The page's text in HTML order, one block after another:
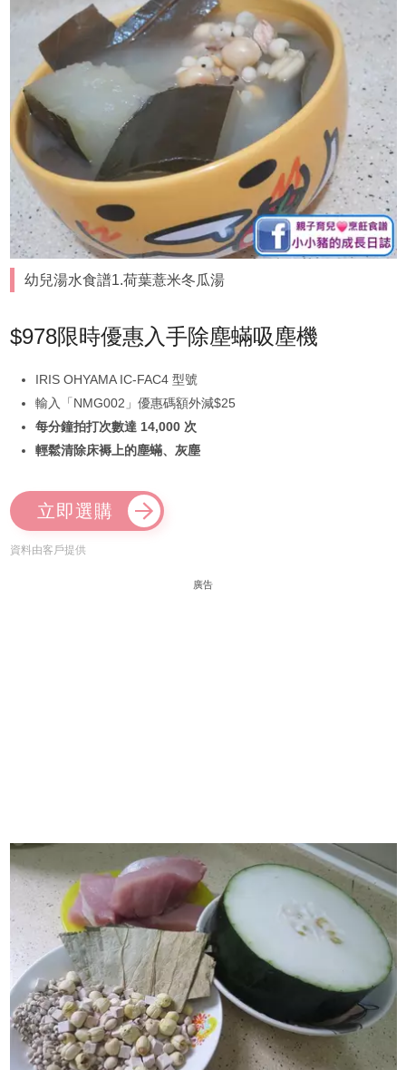
幼兒湯水食譜1.荷葉薏米冬瓜湯
$978限時優惠入手除塵蟎吸塵機
IRIS OHYAMA IC-FAC4 型號
輸入「NMG002」優惠碼額外減$25
每分鐘拍打次數達 14,000 次
輕鬆清除床褥上的塵蟎、灰塵
立即選購
資料由客戶提供
廣告